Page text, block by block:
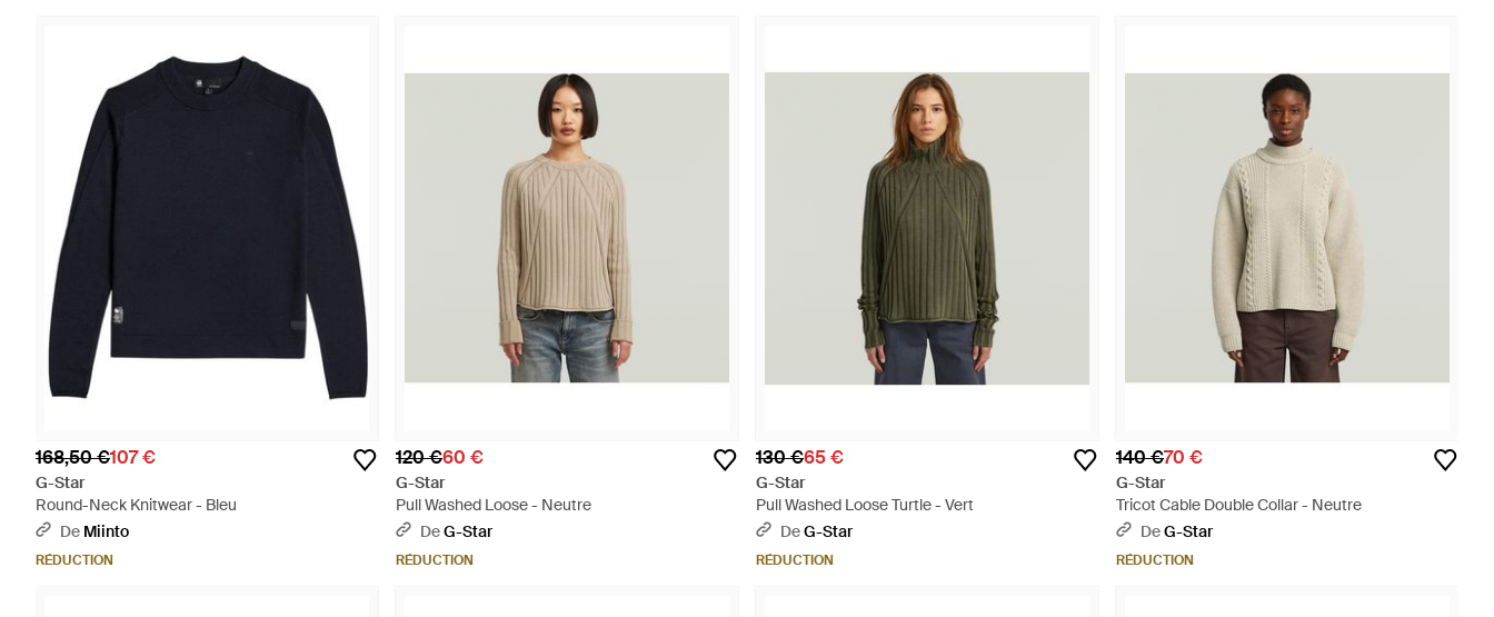
168,50 €107 €
G-Star
Round-Neck Knitwear - Bleu
De Miinto
RÉDUCTION
120 €60 €
G-Star
Pull Washed Loose - Neutre
DeG-Star
RÉDUCTION
130 €65 €
G-Star
Pull Washed Loose Turtle - Vert
DeG-Star
RÉDUCTION
140 €70 €
G-Star
Tricot Cable Double Collar - Neutre
DeG-Star
RÉDUCTION